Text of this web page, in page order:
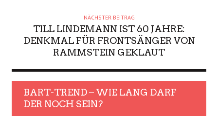
NÄCHSTER BEITRAG
TILL LINDEMANN IST 60 JAHRE:
DENKMAL FÜR FRONTSÄNGER VON
RAMMSTEIN GEKLAUT
BART-TREND – WIE LANG DARF
DER NOCH SEIN?